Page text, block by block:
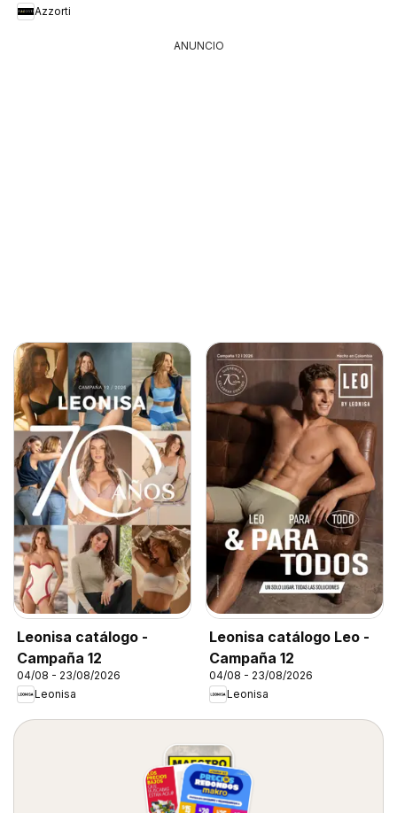
Azzorti
ANUNCIO
Leonisa catálogo -
Campaña 12
04/08 - 23/08/2026
Leonisa
Leonisa catálogo Leo -
Campaña 12
04/08 - 23/08/2026
Leonisa